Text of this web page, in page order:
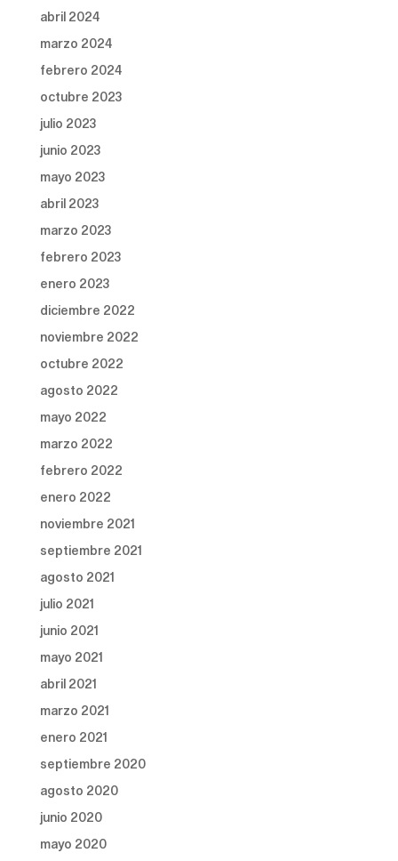
abril 2024
marzo 2024
febrero 2024
octubre 2023
julio 2023
junio 2023
mayo 2023
abril 2023
marzo 2023
febrero 2023
enero 2023
diciembre 2022
noviembre 2022
octubre 2022
agosto 2022
mayo 2022
marzo 2022
febrero 2022
enero 2022
noviembre 2021
septiembre 2021
agosto 2021
julio 2021
junio 2021
mayo 2021
abril 2021
marzo 2021
enero 2021
septiembre 2020
agosto 2020
junio 2020
mayo 2020